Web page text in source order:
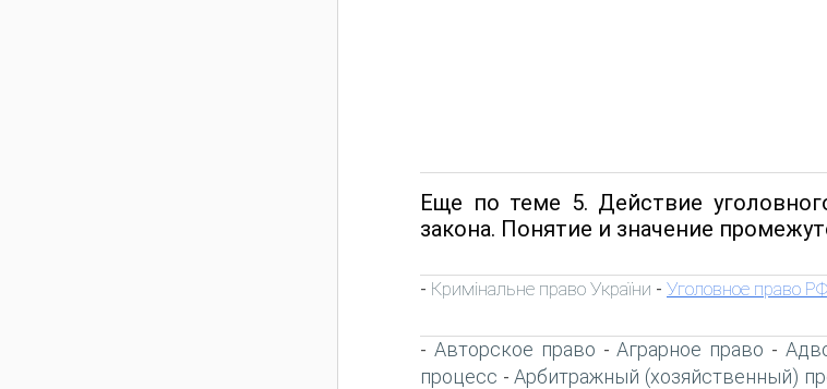
Еще по теме 5. Действие
закона. Понятие и значение
- Кримінальне право України - Уголовное право РФ
- Авторское право -Аграрное право -
процесс -Арбитражный (хозяйственный)